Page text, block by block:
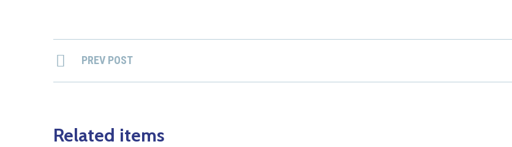
PREV POST
Related items